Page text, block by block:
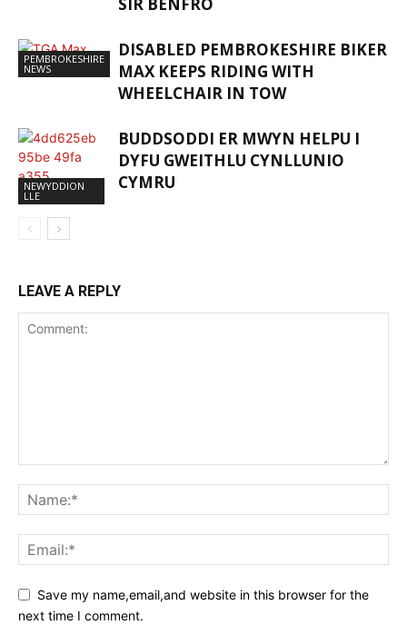
PEMBROKESHIRE
NEWS
DISABLED PEMBROKESHIRE BIKER
MAX KEEPS RIDING WITH
WHEELCHAIR IN TOW
NEWYDDION
LLE
BUDDSODDI ER MWYN HELPU I
DYFU GWEITHLU CYNLLUNIO
CYMRU
LEAVE A REPLY
Save my name,email,and website in this browser for the
next time I comment.